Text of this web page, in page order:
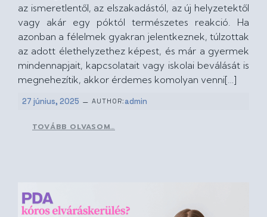
az ismeretlentől, az elszakadástól, az új helyzetektől
vagy akár egy póktól természetes reakció. Ha
azonban a félelmek gyakran jelentkeznek, túlzottak
az adott élethelyzethez képest, és már a gyermek
mindennapjait, kapcsolatait vagy iskolai beválását is
megnehezítik, akkor érdemes komolyan venni[…]
27 június, 2025 – AUTHOR:admin
TOVÁBB OLVASOM…